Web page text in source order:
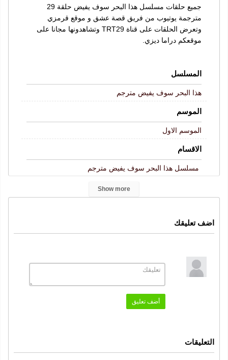
جميع حلقات مسلسل هذا البحر سوف يفيض حلقة 29
مترجمة يوتيوب من فريق قصة عشق و موقع قرمزي
وتعرض الحلقات على قناة TRT29 وتشاهدونها مجانا على
موقعكم دراما ديزي.
المسلسل
هذا البحر سوف يفيض مترجم
الموسم
الموسم الاول
الاقسام
مسلسل هذا البحر سوف يفيض مترجم
مسلسل هذا البحر سوف يفيض
الحلقة 29
هذا البحر سوف يفيض حلقة 29
هذا البحر سوف يفيض حلقة 29 كاملة
, قصة عشق,
موقع قرمزي
الممثلون
Show more
اضف تعليقك
أضف تعليق
التعليقات